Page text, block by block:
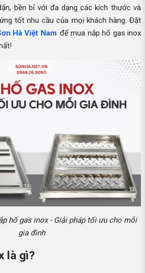
bền bỉ với đa dạng các kích thước và
tốt nhu cầu của mọi khách hàng. Đặt
Hà Việt Nam để mua nắp hố gas inox
hố gas inox - Giải pháp tối ưu cho mỗi
gia đình
là gì?